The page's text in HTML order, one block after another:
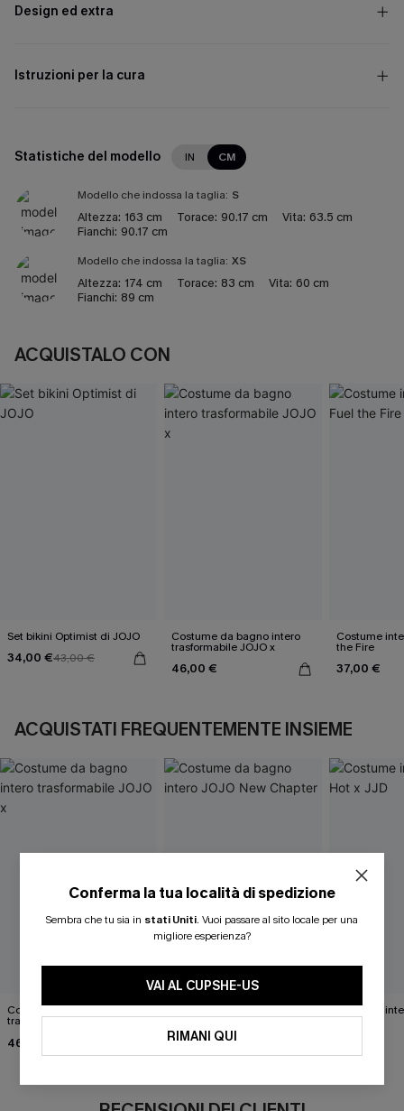
Design ed extra
Istruzioni per la cura
Statistiche del modello IN CM
Modello che indossa la taglia: S
Altezza: 163 cm Torace: 90.17 cm Vita: 63.5 cm
Fianchi: 90.17 cm
Modello che indossa la taglia: XS
Altezza: 174 cm Torace: 83 cm Vita: 60 cm
Fianchi: 89 cm
ACQUISTALO CON
Set bikini Optimist di JOJO
34,00 €43,00 €
Costume da bagno intero
trasformabile JOJO x
46,00 €
Costume
the Fire
37,00 €
ACQUISTATI FREQUENTEMENTE INSIEME
Costume da bagno intero
trasformabile JOJO x
46,00 €
Costume da bagno intero
JOJO New Chapter
46,00 €
Costume
JJD
Conferma la tua località di spedizione
Sembra che tu sia in stati Uniti. Vuoi passare al sito locale per una
migliore esperienza?
VAI AL CUPSHE-US
RIMANI QUI